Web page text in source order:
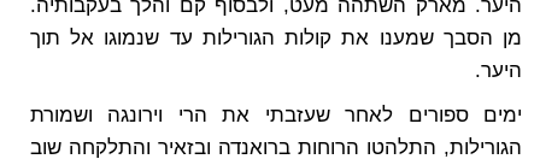
היער. מארק השתהה מעט, ולבסוף קם והלך בעקבותיה.
מן הסבך שמענו את קולות הגורילות עד שנמוגו אל תוך
היער.
ימים ספורים לאחר שעזבתי את הרי וירונגה ושמורת
הגורילות, התלהטו הרוחות ברואנדה ובזאיר והתלקחה שוב